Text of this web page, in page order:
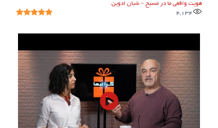
هویت واقعی ما در مسیح – شبان ادوین
4,134